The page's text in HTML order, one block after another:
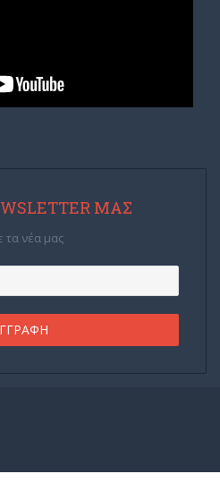
ΜΑΣ
τα νέα μας